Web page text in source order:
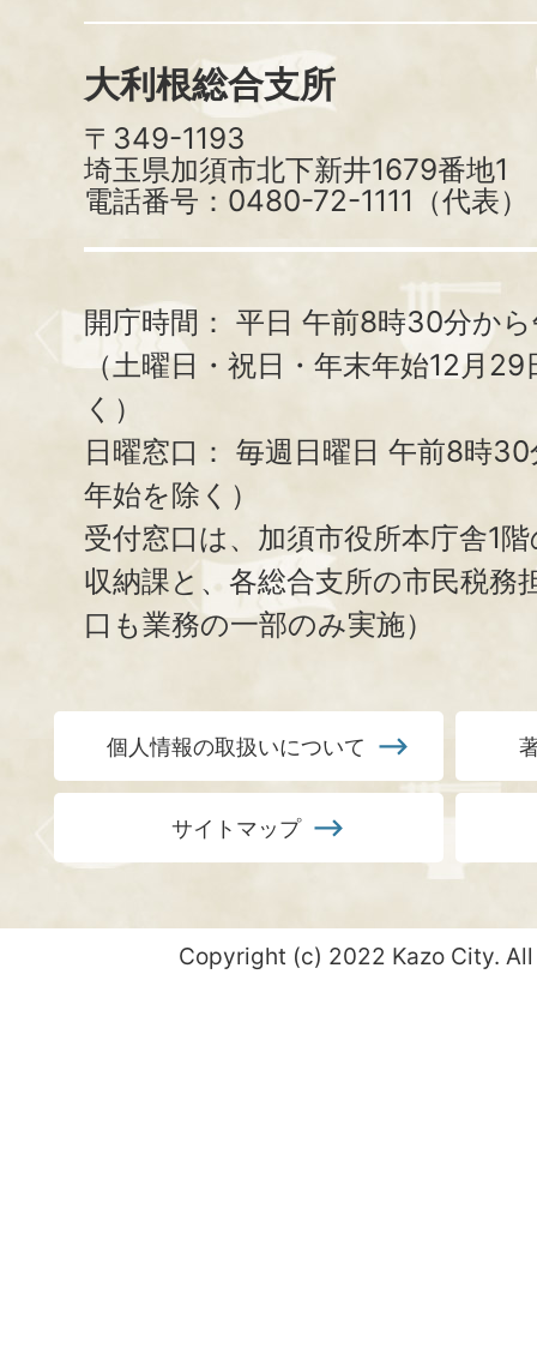
大利根総合支所
〒349-1193
埼玉県加須市北下新井1679番地1
電話番号：0480-72-1111（代表）
開庁時間： 平日 午前8時30分か
（土曜日・祝日・年末年始12月
く）
日曜窓口： 毎週日曜日 午前8時
年始を除く）
受付窓口は、加須市役所本庁舎1
収納課と、 各総合支所の市民税務
口も業務の一部のみ実施）
個人情報の取扱いについて
サイトマップ
Copyright (c) 2022 Kazo City.